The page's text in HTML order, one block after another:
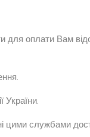
для оплати Вам
України.
службами